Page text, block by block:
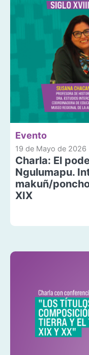
Evento
19 de Mayo de 2026
Charla: El
Ngulumapu.
makuñ/
XIX